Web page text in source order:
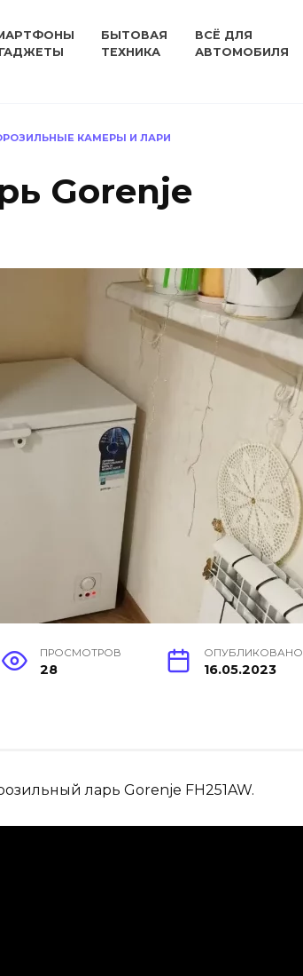
БЫТОВАЯ
ТЕХНИКА
ВСЁ ДЛЯ
АВТОМОБИЛЯ
КАМЕРЫ И ЛАРИ
Gorenje
ПРОСМОТРОВ
28
ОПУБЛИКОВАНО
16.05.2023
ларь Gorenje FH251AW.